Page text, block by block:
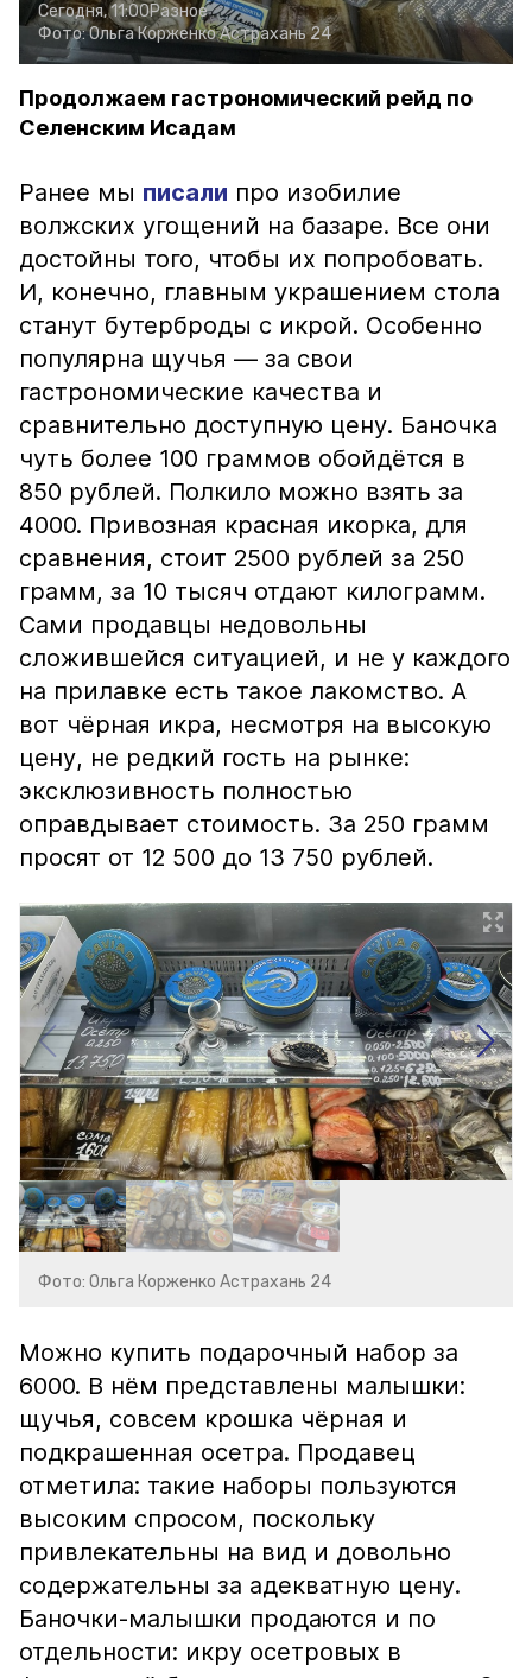
Сегодня, 11:00Разное
Фото:Ольга КорженкоАстрахань 24
Продолжаем гастрономический рейд по
Селенским Исадам
Ранее мы писали про изобилие
волжских угощений на базаре. Все они
достойны того, чтобы их попробовать.
И, конечно, главным украшением стола
станут бутерброды с икрой. Особенно
популярна щучья — за свои
гастрономические качества и
сравнительно доступную цену. Баночка
чуть более 100 граммов обойдётся в
850 рублей. Полкило можно взять за
4000. Привозная красная икорка, для
сравнения, стоит 2500 рублей за 250
грамм, за 10 тысяч отдают килограмм.
Сами продавцы недовольны
сложившейся ситуацией, и не у каждого
на прилавке есть такое лакомство. А
вот чёрная икра, несмотря на высокую
цену, не редкий гость на рынке:
эксклюзивность полностью
оправдывает стоимость. За 250 грамм
просят от 12 500 до 13 750 рублей.
Фото: Ольга Корженко Астрахань 24
Можно купить подарочный набор за
6000. В нём представлены малышки:
щучья, совсем крошка чёрная и
подкрашенная осетра. Продавец
отметила: такие наборы пользуются
высоким спросом, поскольку
привлекательны на вид и довольно
содержательны за адекватную цену.
Баночки-малышки продаются и по
отдельности: икру осетровых в